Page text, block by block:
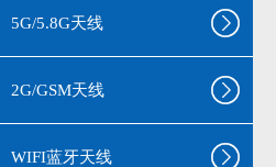
5G/5.8G天线
2G/GSM天线
WIFI蓝牙天线